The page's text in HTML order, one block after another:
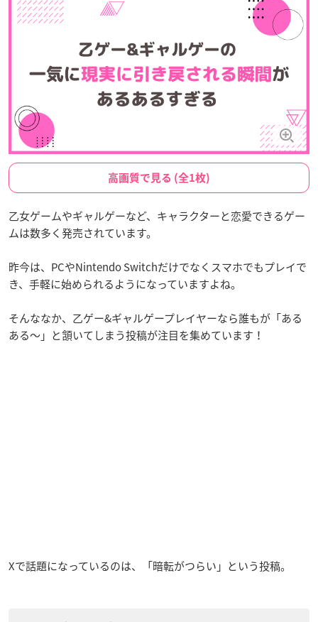
高画質で見る (全1枚)
乙女ゲームやギャルゲーなど、キャラクターと恋愛できるゲー
ムは数多く発売されています。
昨今は、PCやNintendo Switchだけでなくスマホでもプレイで
き、手軽に始められるようになっていますよね。
そんななか、乙ゲー&ギャルゲープレイヤーなら誰もが「ある
ある～」と頷いてしまう投稿が注目を集めています！
Xで話題になっているのは、「暗転がつらい」という投稿。